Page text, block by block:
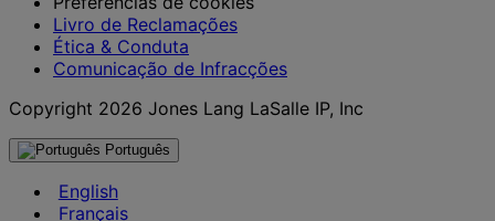
Livro de Reclamações
Ética & Conduta
Comunicação de Infracções
Copyright 2026 Jones Lang LaSalle IP, Inc
Português
English
Français